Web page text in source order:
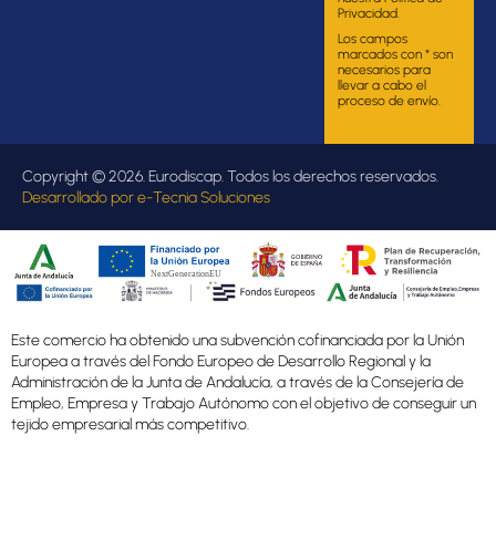
Privacidad.
Los campos
marcados con * son
necesarios para
llevar a cabo el
proceso de envío.
Copyright © 2026. Eurodiscap. Todos los derechos reservados.
Desarrollado pore-Tecnia Soluciones
Este comercio ha obtenido una subvención cofinanciada por la Unión
Europea a través del Fondo Europeo de Desarrollo Regional y la
Administración de la Junta de Andalucía, a través de la Consejería de
Empleo, Empresa y Trabajo Autónomo con el objetivo de conseguir un
tejido empresarial más competitivo.